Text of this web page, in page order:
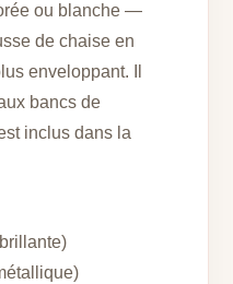
ou blanche —
de chaise en
enveloppant. Il
bancs de
inclus dans la